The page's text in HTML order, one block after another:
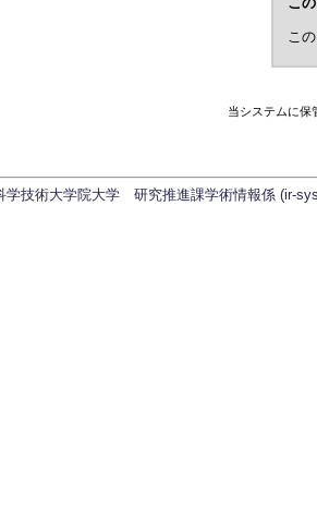
こ
当システムに保
学技術大学院大学 研究推進課学術情報係 (ir-